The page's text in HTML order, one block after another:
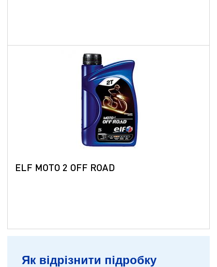
ELF MOTO 2 OFF ROAD
Як відрізнити підробку